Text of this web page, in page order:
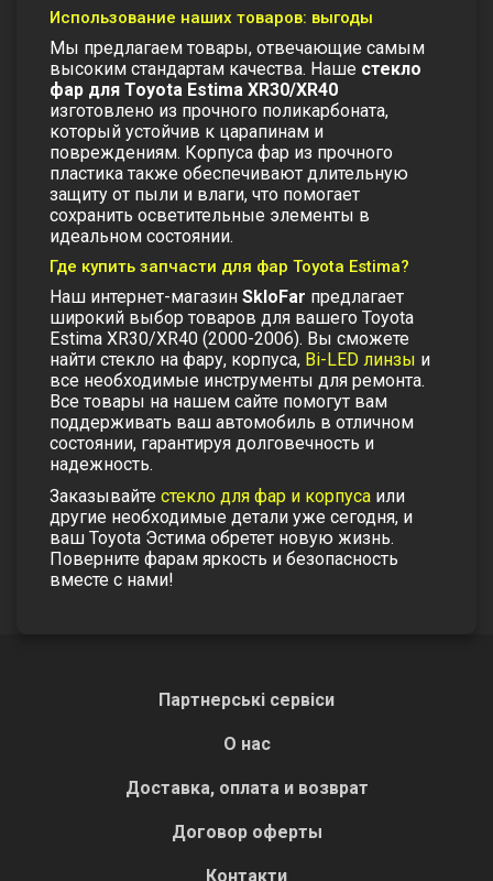
Использование наших товаров: выгоды
Мы предлагаем товары, отвечающие самым
высоким стандартам качества. Наше стекло
фар для Toyota Estima XR30/XR40
изготовлено из прочного поликарбоната,
который устойчив к царапинам и
повреждениям. Корпуса фар из прочного
пластика также обеспечивают длительную
защиту от пыли и влаги, что помогает
сохранить осветительные элементы в
идеальном состоянии.
Где купить запчасти для фар Toyota Estima?
Наш интернет-магазин SkloFar предлагает
широкий выбор товаров для вашего Toyota
Estima XR30/XR40 (2000-2006). Вы сможете
найти стекло на фару, корпуса, Bi-LED линзы и
все необходимые инструменты для ремонта.
Все товары на нашем сайте помогут вам
поддерживать ваш автомобиль в отличном
состоянии, гарантируя долговечность и
надежность.
Заказывайте стекло для фар и корпуса или
другие необходимые детали уже сегодня, и
ваш Toyota Эстима обретет новую жизнь.
Поверните фарам яркость и безопасность
вместе с нами!
Партнерські сервіси
О нас
Доставка, оплата и возврат
Договор оферты
Контакти